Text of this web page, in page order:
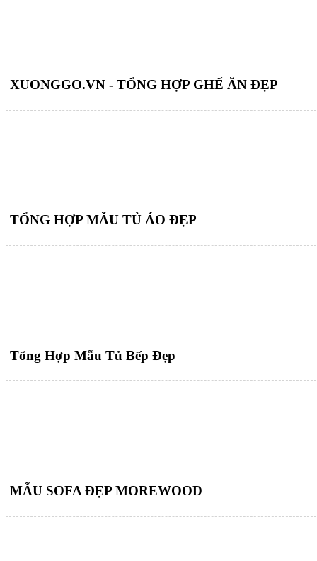
XUONGGO.VN - TỔNG HỢP GHẾ ĂN ĐẸP
TỔNG HỢP MẪU TỦ ÁO ĐẸP
Tổng Hợp Mẫu Tủ Bếp Đẹp
MẪU SOFA ĐẸP MOREWOOD